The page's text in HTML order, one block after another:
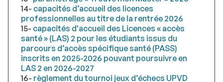
14- capacités d’accueil des licences
professionnelles au titre de la rentrée 2026
15- capacités d'accueil des Licences « accès
santé » (LAS) 2 pour les étudiants issus du
parcours d’accès spécifique santé (PASS)
inscrits en 2025-2026 pouvant poursuivre en
LAS 2 en 2026-2027
16- règlement du tournoi jeux d’échecs UPVD